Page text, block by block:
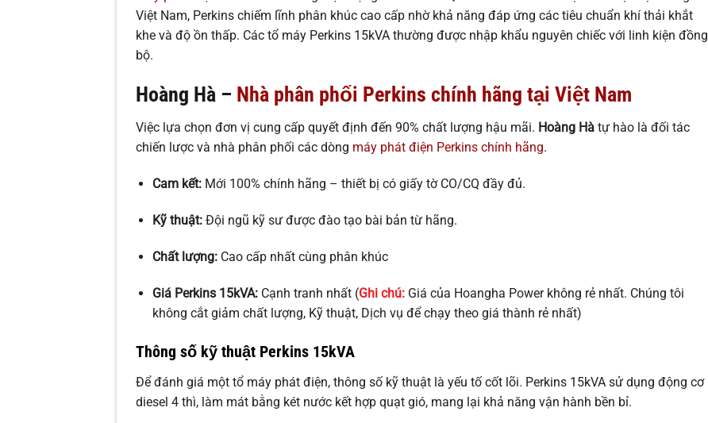
Việt Nam, Perkins chiếm lĩnh phân khúc cao cấp nhờ khả năng đáp ứng các tiêu chuẩn khí thải khắt
khe và độ ồn thấp. Các tổ máy Perkins 15kVA thường được nhập khẩu nguyên chiếc với linh kiện đồng
bộ.
Hoàng Hà – Nhà phân phối Perkins chính hãng tại Việt Nam
Việc lựa chọn đơn vị cung cấp quyết định đến 90% chất lượng hậu mãi. Hoàng Hà tự hào là đối tác
chiến lược và nhà phân phối các dòng máy phát điện Perkins chính hãng.
Cam kết:Mới 100% chính hãng – thiết bị có giấy tờ CO/CQ đầy đủ.
Kỹ thuật:Đội ngũ kỹ sư được đào tạo bài bản từ hãng.
Chất lượng:Cao cấp nhất cùng phân khúc
Giá Perkins 15kVA:Cạnh tranh nhất (Ghi chú:Giá của Hoangha Power không rẻ nhất. Chúng tôi
không cắt giảm chất lượng, Kỹ thuật, Dịch vụ để chạy theo giá thành rẻ nhất)
Thông số kỹ thuật Perkins 15kVA
Để đánh giá một tổ máy phát điện, thông số kỹ thuật là yếu tố cốt lõi. Perkins 15kVA sử dụng động cơ
diesel 4 thì, làm mát bằng két nước kết hợp quạt gió, mang lại khả năng vận hành bền bỉ.